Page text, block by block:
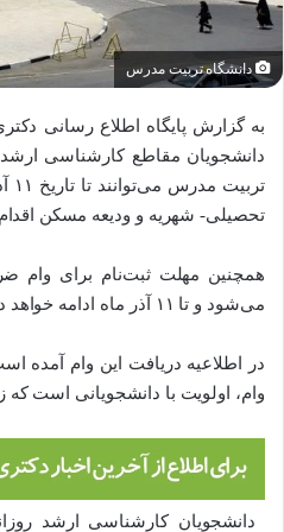
دانشگاه تربیت مدرس
به گزارش پایگاه اطلاع رسانی
دانشجویان مقاطع کارشناسی
تحصیلی- شهریه و ودیعه مسکن اقدام
می‌شود و تا ۱۱ آذر ماه ادامه خواهد داشت.‌
در اطلاعیه دریافت این وام آمده
وام، اولویت با دانشجویانی است که